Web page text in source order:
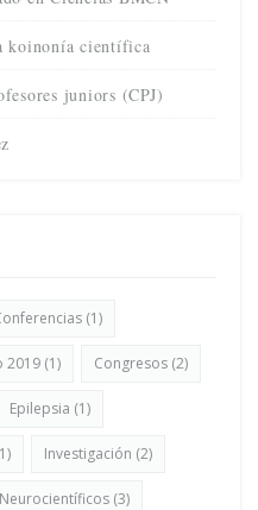
koinonía científica
juniors (CPJ)
(1)
2019 (1) Congresos (2)
Epilepsia (1)
Investigación (2)
Neurocientíficos (3)